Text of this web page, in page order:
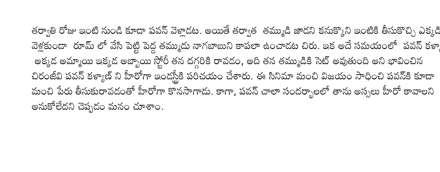
త‌ర్వాతి రోజు ఇంటి నుండి కూడా ప‌వ‌న్ వెళ్లాడ‌ట‌. అయితే త‌ర్వాత త‌మ్ముడి జాడ‌ని కనుక్కొని ఇంటికి తీసుకొచ్చి
వెళ్ల‌కుండా రూమ్ లో వేసి పెట్టి పెద్ద తమ్ముడు నాగబాబుని కాపలా ఉంచాడ‌ట చిరు. ఇక అదే స‌మ‌యంలో పవన్
అక్కడ అమ్మాయి ఇక్కడ అబ్బాయి స్టోరీ త‌న ద‌గ్గ‌రికి రావ‌డం, అది త‌న‌ తమ్ముడికి సెట్ అవుతుంది అని భావించిన
చిరంజీవి పవన్ కళ్యాణ్ ని హీరోగా ఇండస్ట్రీకి పరిచయం చేశారు. ఈ సినిమా మంచి విజ‌యం సాధించి ప‌వ‌న్‌కి కూడా
మంచి పేరు తీసుకురావ‌డంతో హీరోగా కొన‌సాగాడు. కాగా, ప‌వ‌న్ చాలా సంద‌ర్భాల‌లో తాను అస్స‌లు హీరో కావాల‌ని
అనుకోలేద‌ని చెప్ప‌డం మ‌నం చూశాం.